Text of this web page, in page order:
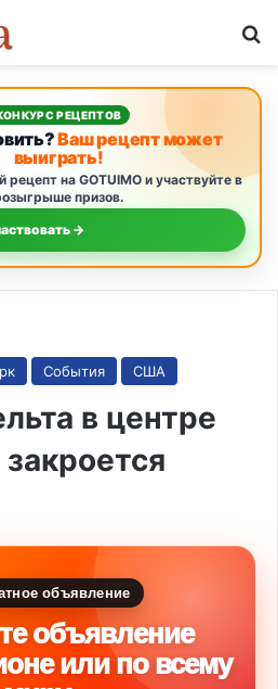
РЕЦЕПТОВ
Ваш рецепт может
выиграть!
на GOTUIMO и участвуйте в
призов.
→
События США
в центре
объявление
объявление
или по всему